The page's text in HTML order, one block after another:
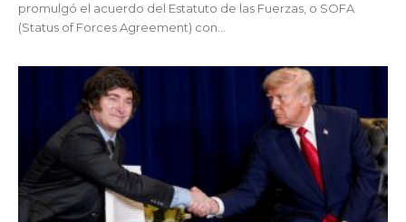
promulgó el acuerdo del Estatuto de las Fuerzas, o SOFA
(Status of Forces Agreement) con...